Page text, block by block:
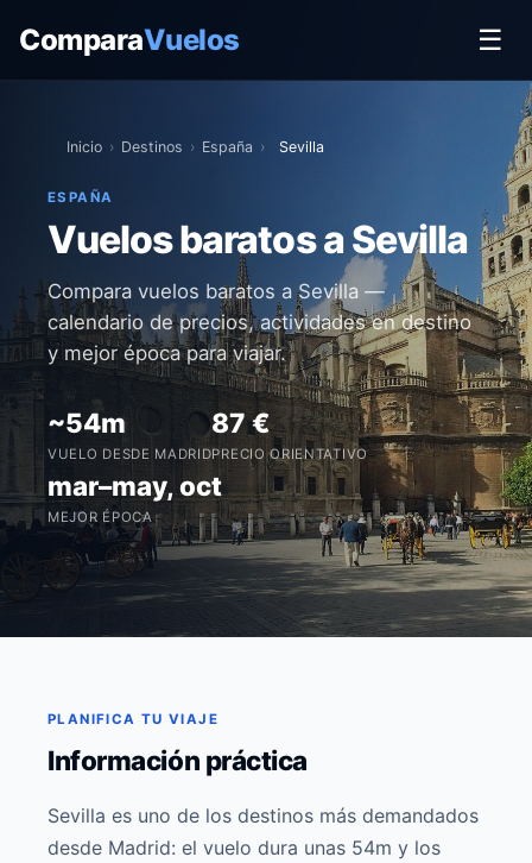
ComparaVuelos ☰
Inicio › Destinos › España › Sevilla
ESPAÑA
Vuelos baratos a Sevilla
Compara vuelos baratos a Sevilla —
calendario de precios, actividades en destino
y mejor época para viajar.
~54m
VUELO DESDE MADRID
87 €
PRECIO ORIENTATIVO
mar–may, oct
MEJOR ÉPOCA
PLANIFICA TU VIAJE
Información práctica
Sevilla es uno de los destinos más demandados
desde Madrid: el vuelo dura unas 54m y los